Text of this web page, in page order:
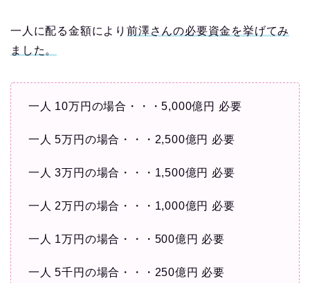
一人に配る金額により 前澤さんの必要資金を挙げてみ
ました。
一人 10万円の場合・・・5,000億円 必要
一人 5万円の場合・・・2,500億円 必要
一人 3万円の場合・・・1,500億円 必要
一人 2万円の場合・・・1,000億円 必要
一人 1万円の場合・・・500億円 必要
一人 5千円の場合・・・250億円 必要